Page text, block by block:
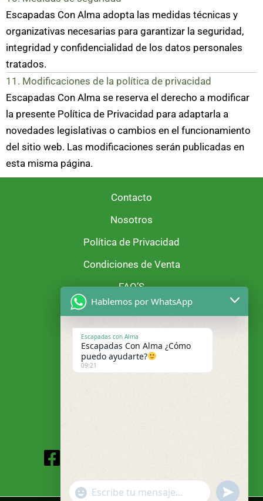
Escapadas Con Alma adopta las medidas técnicas y
organizativas necesarias para garantizar la seguridad,
integridad y confidencialidad de los datos personales
tratados.
11. Modificaciones de la política de privacidad
Escapadas Con Alma se reserva el derecho a modificar
la presente Política de Privacidad para adaptarla a
novedades legislativas o cambios en el funcionamiento
del sitio web. Las modificaciones serán publicadas en
esta misma página.
Contacto
Nosotros
Política de Privacidad
Condiciones de Venta
FAQ’S
Hablemos por WhatsApp
Escapadas con Alma
Escapadas Con Alma ¿Cómo
puedo ayudarte?
09:21
"+chaty_settings.lang.emoji_picker+" undefined